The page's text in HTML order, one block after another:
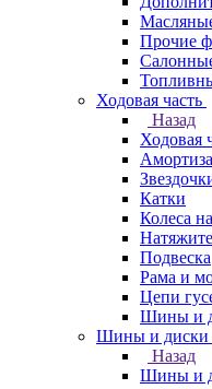
Прочие
Ходовая часть
Назад
Ходовая
Катки
Колеса
Подвеска
Рама и
Цепи
Шины и
Шины и диски
Назад
Шины и